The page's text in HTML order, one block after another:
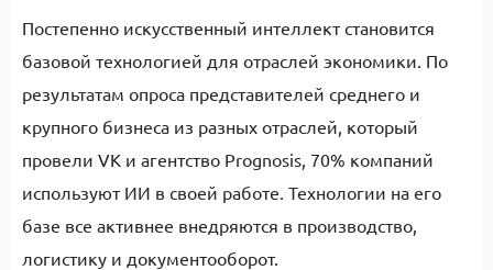
Постепенно искусственный интеллект становится
базовой технологией для отраслей экономики. По
результатам опроса представителей среднего и
крупного бизнеса из разных отраслей, который
провели VK и агентство Prognosis, 70% компаний
используют ИИ в своей работе. Технологии на его
базе все активнее внедряются в производство,
логистику и документооборот.